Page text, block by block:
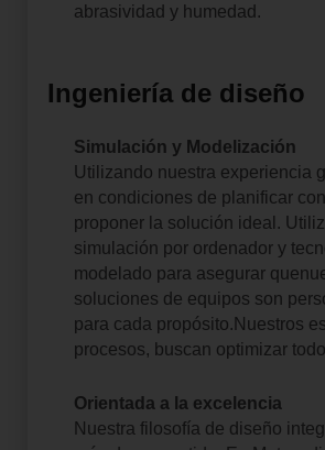
abrasividad y humedad.
Ingeniería de diseño
Simulación y Modelización
Utilizando nuestra experiencia
en condiciones de planificar
proponer la solución ideal.
simulación por ordenador y
modelado para asegurar que
soluciones de equipos son
para cada propósito.Nuestros
procesos, buscan optimizar
Orientada a la excelencia
Nuestra filosofía de diseño